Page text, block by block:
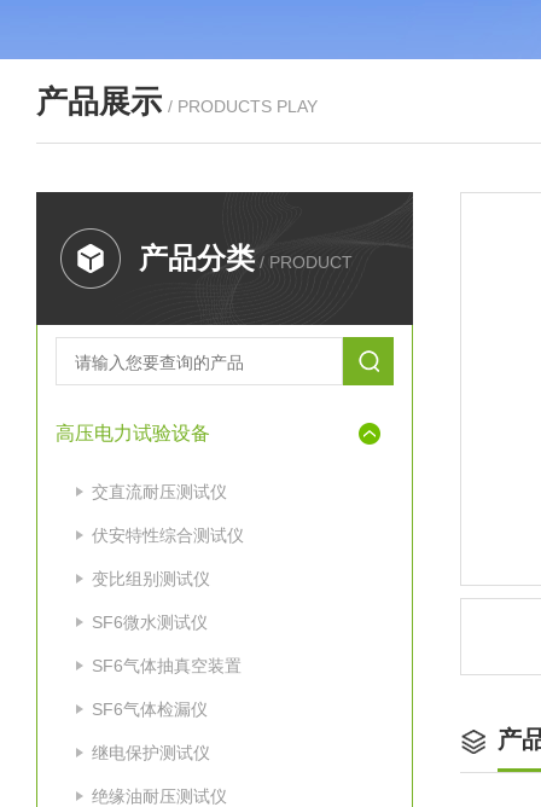
产品展示 / PRODUCTS PLAY
产品分类 / PRODUCT
高压电力试验设备
交直流耐压测试仪
伏安特性综合测试仪
变比组别测试仪
SF6微水测试仪
SF6气体抽真空装置
SF6气体检漏仪
继电保护测试仪
绝缘油耐压测试仪
产